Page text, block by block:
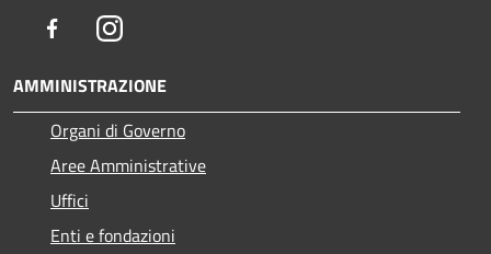
FacebookInstagram
AMMINISTRAZIONE
Organi di Governo
Aree Amministrative
Uffici
Enti e fondazioni